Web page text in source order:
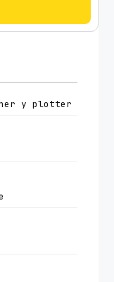
y plotter